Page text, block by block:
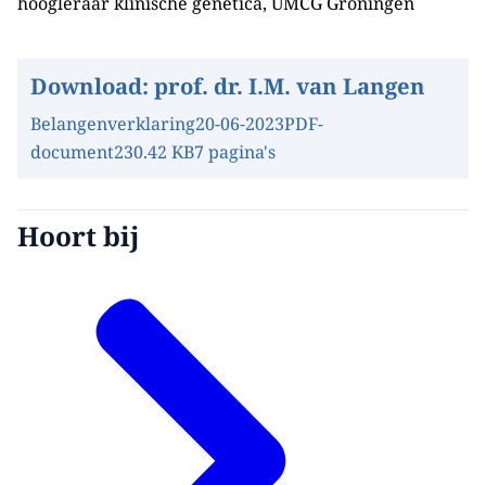
Download: prof. dr. I.M. van Langen
Belangenverklaring20-06-2023PDF-
document230.42 KB7 pagina's
Hoort bij